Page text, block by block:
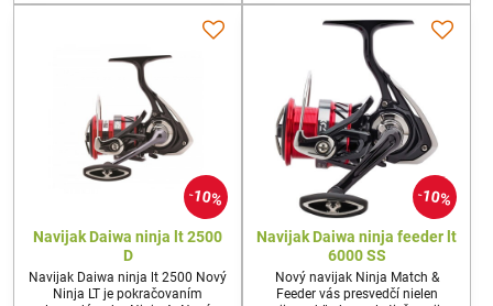
10%
Navijak Daiwa ninja lt 2500
D
Navijak Daiwa ninja lt 2500 Nový
Ninja LT je pokračovaním
10%
Navijak Daiwa ninja feeder lt
6000 SS
Nový navijak Ninja Match &
Feeder vás presvedčí nielen